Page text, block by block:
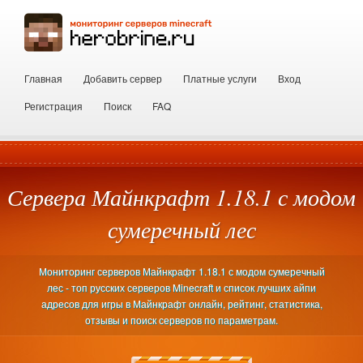
Главная Добавить сервер Платные услуги
Вход
Регистрация
Поиск FAQ
Сервера Майнкрафт 1.18.1 с модом
сумеречный лес
Мониторинг серверов Майнкрафт 1.18.1 с модом сумеречный
лес - топ русских серверов Minecraft и список лучших айпи
адресов для игры в Майнкрафт онлайн, рейтинг, статистика,
отзывы и поиск серверов по параметрам.